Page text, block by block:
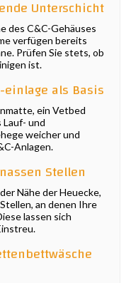
Unterschicht
des C&C-Gehäuses
verfügen bereits
Prüfen Sie stets, ob
ist.
einlage als Basis
ein Vetbed
Lauf- und
weicher und
Anlagen.
Stellen
Nähe der Heuecke,
an denen Ihre
lassen sich